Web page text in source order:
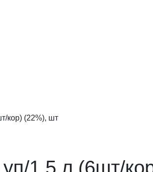
кор) (22%), шт
1,5 л (6шт/